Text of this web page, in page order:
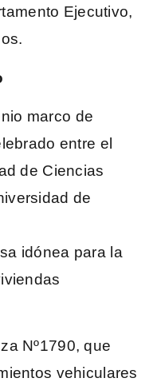
Ejecutivo,
marco de
entre el
de Ciencias
de
idónea para la
Nº1790, que
vehiculares